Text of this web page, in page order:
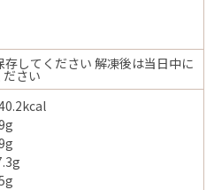
してください 解凍後は当日中に
さい